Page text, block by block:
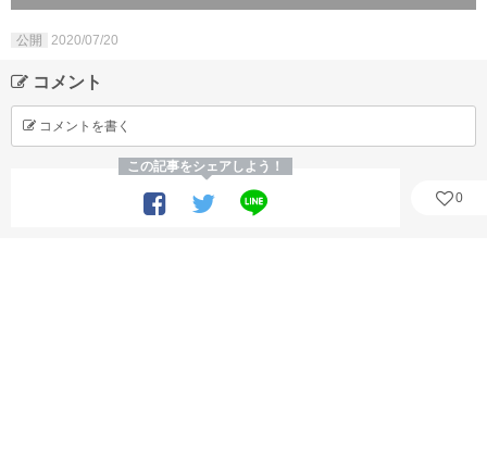
公開 2020/07/20
コメント
コメントを書く
この記事をシェアしよう！
0